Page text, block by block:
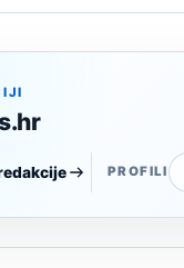
PROFILI